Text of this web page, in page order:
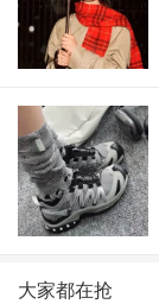
大家都在抢